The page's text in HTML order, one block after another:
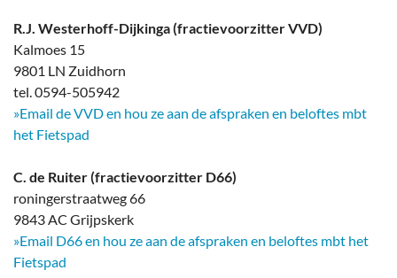
R.J. Westerhoff-Dijkinga (fractievoorzitter VVD)
Kalmoes 15
9801 LN Zuidhorn
tel. 0594-505942
»Email de VVD en hou ze aan de afspraken en beloftes mbt
het Fietspad
C. de Ruiter (fractievoorzitter D66)
roningerstraatweg 66
9843 AC Grijpskerk
»Email D66 en hou ze aan de afspraken en beloftes mbt het
Fietspad